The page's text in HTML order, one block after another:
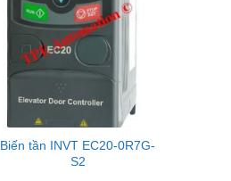
Biến tần INVT EC20-0R7G-
S2